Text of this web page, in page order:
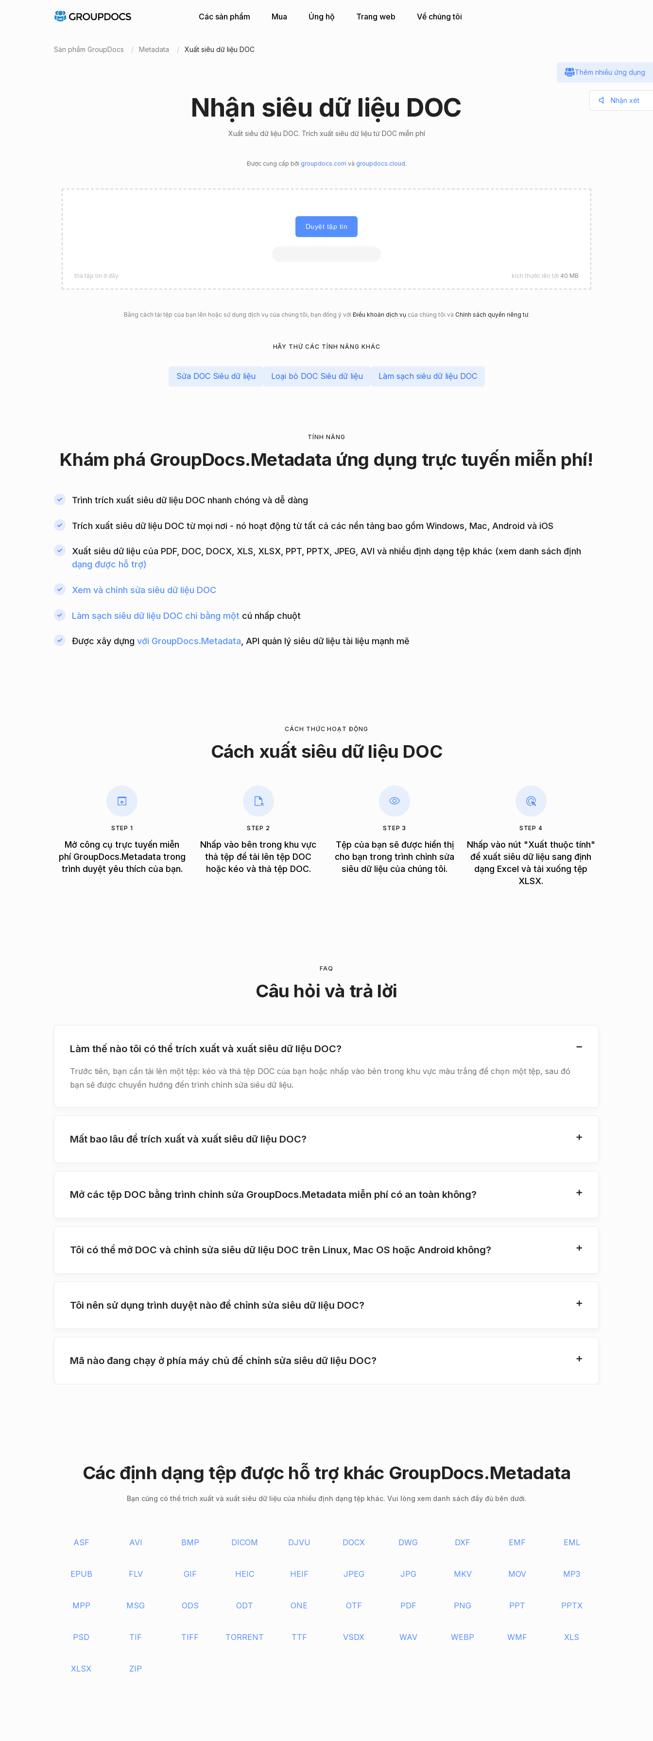
Các sản phẩm Mua Ủng hộ Trang web Về chúng tôi
Sản phẩm GroupDocs Metadata Xuất siêu dữ liệu DOC
Nhận siêu dữ liệu DOC
Xuất siêu dữ liệu DOC. Trích xuất siêu dữ liệu từ DOC miễn phí
Được cung cấp bởi groupdocs.com và groupdocs.cloud.
Duyệt tập tin
thả tập tin ở đây kích thước lên tới 40 MB
Bằng cách tải tệp của bạn lên hoặc sử dụng dịch vụ của chúng tôi, bạn đồng ý với Điều khoản dịch vụcủa chúng tôi và Chính sách quyền riêng tư.
HÃY THỬ CÁC TÍNH NĂNG KHÁC
Sửa DOC Siêu dữ liệu Loại bỏ DOC Siêu dữ liệu Làm sạch siêu dữ liệu DOC
TÍNH NĂNG
Khám phá GroupDocs.Metadata ứng dụng trực tuyến miễn phí!
Trình trích xuất siêu dữ liệu DOC nhanh chóng và dễ dàng
Trích xuất siêu dữ liệu DOC từ mọi nơi - nó hoạt động từ tất cả các nền tảng bao gồm Windows, Mac, Android và iOS
Xuất siêu dữ liệu của PDF, DOC, DOCX, XLS, XLSX, PPT, PPTX, JPEG, AVI và nhiều định dạng tệp khác (xem danh sách định
dạng được hỗ trợ)
Xem và chỉnh sửa siêu dữ liệu DOC
Làm sạch siêu dữ liệu DOC chỉ bằng một cú nhấp chuột
Được xây dựng với GroupDocs.Metadata , API quản lý siêu dữ liệu tài liệu mạnh mẽ
CÁCH THỨC HOẠT ĐỘNG
Cách xuất siêu dữ liệu DOC
STEP 1
Mở công cụ trực tuyến miễn
phí GroupDocs.Metadata trong
trình duyệt yêu thích của bạn.
STEP 2
Nhấp vào bên trong khu vực
thả tệp để tải lên tệp DOC
hoặc kéo và thả tệp DOC.
STEP 3
Tệp của bạn sẽ được hiển thị
cho bạn trong trình chỉnh sửa
siêu dữ liệu của chúng tôi.
STEP 4
Nhấp vào nút "Xuất thuộc tính"
để xuất siêu dữ liệu sang định
dạng Excel và tải xuống tệp
XLSX.
FAQ
Câu hỏi và trả lời
Làm thế nào tôi có thể trích xuất và xuất siêu dữ liệu DOC?
Trước tiên, bạn cần tải lên một tệp: kéo và thả tệp DOC của bạn hoặc nhấp vào bên trong khu vực màu trắng để chọn một tệp, sau đó
bạn sẽ được chuyển hướng đến trình chỉnh sửa siêu dữ liệu.
Mất bao lâu để trích xuất và xuất siêu dữ liệu DOC?
Mở các tệp DOC bằng trình chỉnh sửa GroupDocs.Metadata miễn phí có an toàn không?
Tôi có thể mở DOC và chỉnh sửa siêu dữ liệu DOC trên Linux, Mac OS hoặc Android không?
Tôi nên sử dụng trình duyệt nào để chỉnh sửa siêu dữ liệu DOC?
Mã nào đang chạy ở phía máy chủ để chỉnh sửa siêu dữ liệu DOC?
Các định dạng tệp được hỗ trợ khác GroupDocs.Metadata
Bạn cũng có thể trích xuất và xuất siêu dữ liệu của nhiều định dạng tệp khác. Vui lòng xem danh sách đầy đủ bên dưới.
ASF AVI BMP DICOM DJVU DOCX DWG DXF EMF EML
EPUB FLV GIF HEIC HEIF JPEG JPG MKV MOV MP3
MPP MSG ODS ODT ONE OTF PDF PNG PPT PPTX
PSD TIF TIFF TORRENT TTF VSDX WAV WEBP WMF XLS
XLSX ZIP
Thêm nhiều ứng dụng
Nhận xét